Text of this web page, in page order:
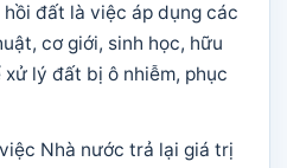
đất là việc áp dụng các
cơ giới, sinh học, hữu
lý đất bị ô nhiễm, phục
Nhà nước trả lại giá trị